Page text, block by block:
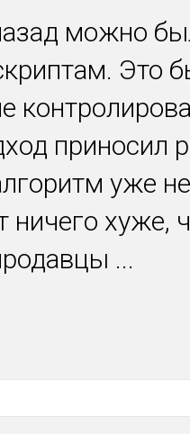
можно
Это
приносил
уже
ничего хуже,
...